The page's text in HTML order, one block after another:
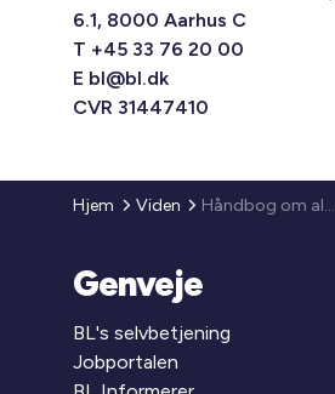
6.1, 8000 Aarhus C
T +45 33 76 20 00
E bl@bl.dk
CVR 31447410
Hjem Viden Håndbog om almene boliger
Genveje
BL's selvbetjening
Jobportalen